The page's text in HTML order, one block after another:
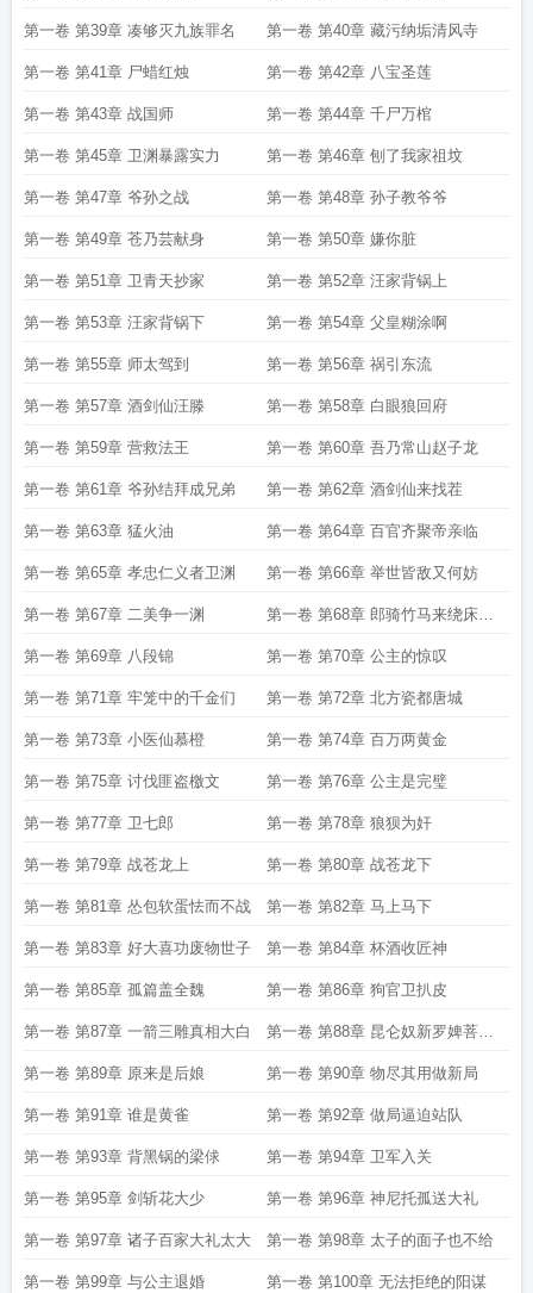
第一卷 第39章 凑够灭九族罪名 第一卷 第40章 藏污纳垢清风寺
第一卷 第41章 尸蜡红烛 第一卷 第42章 八宝圣莲
第一卷 第43章 战国师 第一卷 第44章 千尸万棺
第一卷 第45章 卫渊暴露实力 第一卷 第46章 刨了我家祖坟
第一卷 第47章 爷孙之战 第一卷 第48章 孙子教爷爷
第一卷 第49章 苍乃芸献身 第一卷 第50章 嫌你脏
第一卷 第51章 卫青天抄家 第一卷 第52章 汪家背锅上
第一卷 第53章 汪家背锅下 第一卷 第54章 父皇糊涂啊
第一卷 第55章 师太驾到 第一卷 第56章 祸引东流
第一卷 第57章 酒剑仙汪滕 第一卷 第58章 白眼狼回府
第一卷 第59章 营救法王 第一卷 第60章 吾乃常山赵子龙
第一卷 第61章 爷孙结拜成兄弟 第一卷 第62章 酒剑仙来找茬
第一卷 第63章 猛火油 第一卷 第64章 百官齐聚帝亲临
第一卷 第65章 孝忠仁义者卫渊 第一卷 第66章 举世皆敌又何妨
第一卷 第67章 二美争一渊 第一卷 第68章 郎骑竹马来绕床弄
青梅
第一卷 第69章 八段锦 第一卷 第70章 公主的惊叹
第一卷 第71章 牢笼中的千金们 第一卷 第72章 北方瓷都唐城
第一卷 第73章 小医仙慕橙 第一卷 第74章 百万两黄金
第一卷 第75章 讨伐匪盗檄文 第一卷 第76章 公主是完璧
第一卷 第77章 卫七郎 第一卷 第78章 狼狈为奸
第一卷 第79章 战苍龙上 第一卷 第80章 战苍龙下
第一卷 第81章 怂包软蛋怯而不战 第一卷 第82章 马上马下
第一卷 第83章 好大喜功废物世子 第一卷 第84章 杯酒收匠神
第一卷 第85章 孤篇盖全魏 第一卷 第86章 狗官卫扒皮
第一卷 第87章 一箭三雕真相大白 第一卷 第88章 昆仑奴新罗婢菩萨
蛮
第一卷 第89章 原来是后娘 第一卷 第90章 物尽其用做新局
第一卷 第91章 谁是黄雀 第一卷 第92章 做局逼迫站队
第一卷 第93章 背黑锅的梁俅 第一卷 第94章 卫军入关
第一卷 第95章 剑斩花大少 第一卷 第96章 神尼托孤送大礼
第一卷 第97章 诸子百家大礼太大 第一卷 第98章 太子的面子也不给
第一卷 第99章 与公主退婚 第一卷 第100章 无法拒绝的阳谋